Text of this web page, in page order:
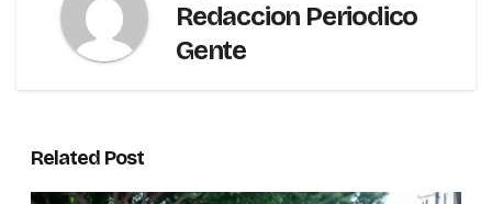
Redaccion Periodico
Gente
Related Post